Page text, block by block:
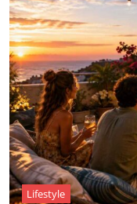
Lifestyle